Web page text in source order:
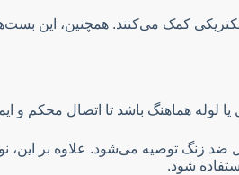
کمک می‌کنند. همچنین، این
لوله هماهنگ باشد تا اتصال محکم و
زنگ توصیه می‌شود. علاوه بر این،
شود.